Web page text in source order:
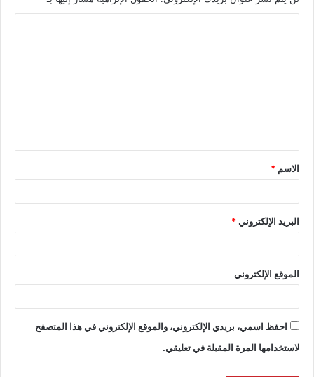
الاسم *
البريد الإلكتروني*
الموقع الإلكتروني
احفظ اسمي، بريدي الإلكتروني، والموقع الإلكتروني في هذا المتصفح
لاستخدامها المرة المقبلة في تعليقي.